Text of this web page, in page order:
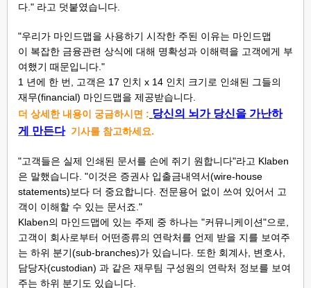
다." 라고 덧붙였습니다.
"우리가 마인드맵을 사용하기 시작한 주된 이유는 마인드맵
이 복잡한 금융관련 상식에 대해 명확성과 이해력을 고객에게 부
여했기 때문입니다."
1 년에 한 번, 고객은 17 인치 x 14 인치 크기로 인쇄된 그들의
재무(financial) 마인드맵을 제공받습니다.
더 상세한 내용이 궁금하시면 : 당신의 뇌가 당신을 가난하
게 만든다기사를 참고하세요.
"고객들은 실제 인쇄된 문서를 손에 쥐기 원합니다"라고 Klaben
은 말했습니다. "이것은 증권사 입출금내역서(wire-house
statements)보다 더 중요합니다. 전문용어 없이 쓰여 있어서 고
객이 이해할 수 있는 문서죠."
Klaben의 마인드맵에 있는 주제 중 하나는 "커뮤니케이션"으로,
고객이 회사로부터 어떤종류의 연락처를 언제 받을 지를 보여주
는 하위 분기(sub-branches)가 있습니다. 또한 회계사, 변호사,
담당자(custodian) 과 같은 재무팀 구성원의 연락처 정보를 보여
주는 하위 분기도 있습니다.